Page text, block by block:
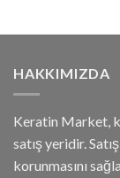
HAKKIMIZDA
Keratin Market,
satış yeridir.
korunmasını